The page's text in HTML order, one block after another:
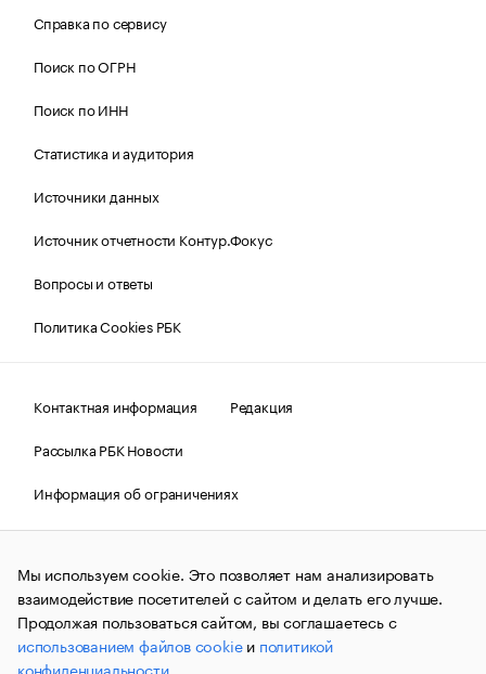
Справка по сервису
Поиск по ОГРН
Поиск по ИНН
Статистика и аудитория
Источники данных
Источник отчетности Контур.Фокус
Вопросы и ответы
Политика Cookies РБК
Контактная информация
Редакция
Рассылка РБК Новости
Информация об ограничениях
Правовая информация
О соблюдении авторских прав
© АО «РОСБИЗНЕСКОНСАЛТИНГ»,1995–2026.Сообщения
и материалы информационного агентства «РБК»
(зарегистрировано Федеральной службой по надзору в сфере
связи, информационных технологий и массовых
коммуникаций (Роскомнадзор) 09.12.2015 за номером ИА
№ФС77-63848) сопровождаются пометкой «РБК». Отдельные
Мы используем cookie. Это позволяет нам анализировать
взаимодействие посетителей с сайтом и делать его лучше.
Продолжая пользоваться сайтом, вы соглашаетесь с
использованием файлов cookieи политикой
конфиденциальности.